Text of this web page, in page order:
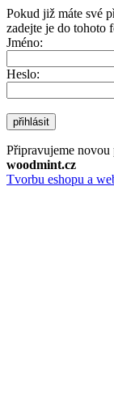
Pokud již máte své
zadejte je do tohoto
Jméno:
Heslo:
přihlásit
Připravujeme novou
woodmint.cz
Tvorbu eshopu a